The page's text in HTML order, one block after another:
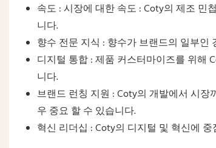
속도 : 시장에 대한 속도 : Coty의 제조 민
니다.
향수 전문 지식 : 향수가 브랜드의 일부
디지털 통합 : 제품 커스터마이즈를 위해
니다.
브랜드 런칭 지원 : Coty의 개발에서 시
우 중요 할 수 있습니다.
혁신 리더십 : Coty의 디지털 및 혁신에